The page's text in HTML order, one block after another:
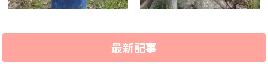
最新記事